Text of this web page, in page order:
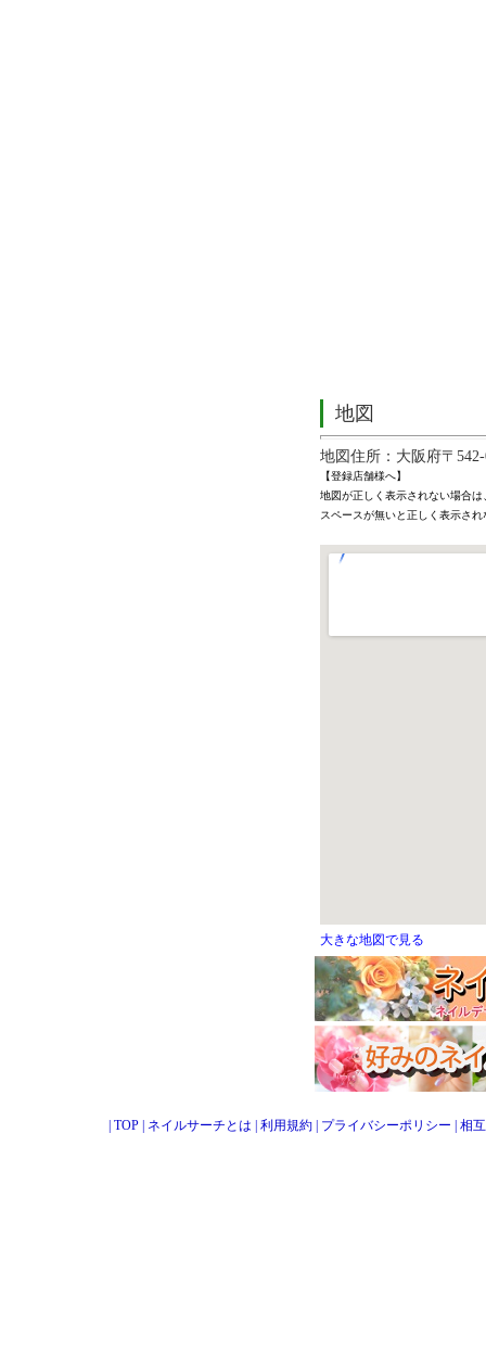
地図
地図住所：大阪府〒542-
【登録店舗様へ】
地図が正しく表示されない場合
スペースが無いと正しく表示さ
大きな地図で見る
TOP ネイルサーチとは 利用規約 プライバシーポリシー 相